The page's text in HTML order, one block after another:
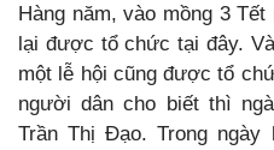
Hàng năm, vào mồng 3
lại được tổ chức tại đây.
một lễ hội cũng được tổ
người dân cho biết thì
Trần Thị Đạo. Trong